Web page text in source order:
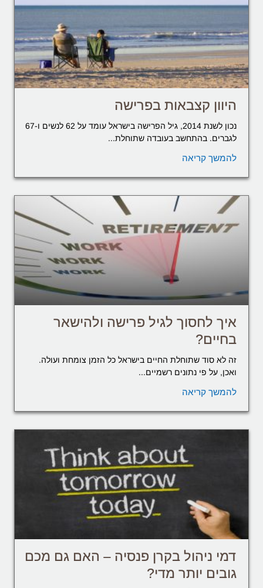
היוון קצבאות בפרישה
נכון לשנת 2014, גיל הפרישה בישראל עומד על 62 לנשים ו-67
לגברים. בהתחשב בעובדה שתוחלת...
להמשך קריאה
איך לחסוך לגיל פרישה ולהישאר
בחיים?
זה לא סוד שתוחלת החיים בישראל כל הזמן צומחת ועולה.
ואכן, על פי נתונים רשמיים...
להמשך קריאה
דמי ניהול בקרן פנסיה – האם גם מכם
גובים יותר מדי?